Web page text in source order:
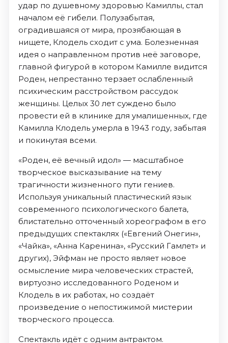
удар по душевному здоровью Камиллы, стал
началом её гибели. Полузабытая,
оградившаяся от мира, прозябающая в
нищете, Клодель сходит с ума. Болезненная
идея о направленном против неё заговоре,
главной фигурой в котором Камилле видится
Роден, непрестанно терзает ослабленный
психическим расстройством рассудок
женщины. Целых 30 лет суждено было
провести ей в клинике для умалишенных, где
Камилла Клодель умерла в 1943 году, забытая
и покинутая всеми.
«Роден, её вечный идол» — масштабное
творческое высказывание на тему
трагичности жизненного пути гениев.
Используя уникальный пластический язык
современного психологического балета,
блистательно отточенный хореографом в его
предыдущих спектаклях («Евгений Онегин»,
«Чайка», «Анна Каренина», «Русский Гамлет» и
других), Эйфман не просто являет новое
осмысление мира человеческих страстей,
виртуозно исследованного Роденом и
Клодель в их работах, но создаёт
произведение о непостижимой мистерии
творческого процесса.
Спектакль идёт с одним антрактом.